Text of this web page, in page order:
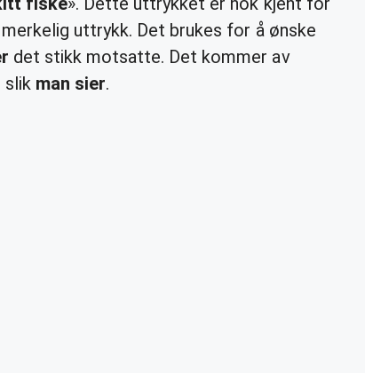
uttrykk. Det brukes for å ønske
det stikk motsatte. Det kommer av
slik man sier.